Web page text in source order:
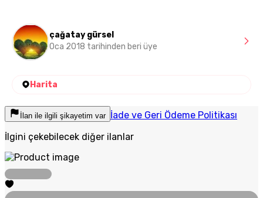
çağatay gürsel
Oca 2018 tarihinden beri üye
Harita
İlan ile ilgili şikayetim var İade ve Geri Ödeme Politikası
İlgini çekebilecek diğer ilanlar